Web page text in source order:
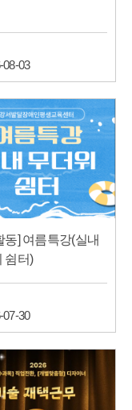
03
동] 여름특강(실내
쉼터)
30